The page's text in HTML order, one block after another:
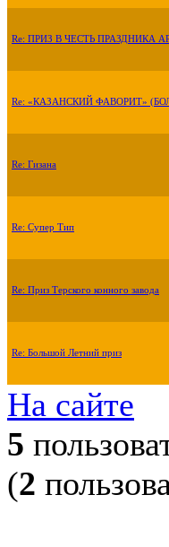
Re: ПРИЗ В ЧЕСТЬ ПРАЗДНИКА
Re: «КАЗАНСКИЙ ФАВОРИТ»
Re: Гизана
Re: Супер Тип
Re: Приз Терского конного завода
Re: Большой Летний приз
На сайте
5
(2